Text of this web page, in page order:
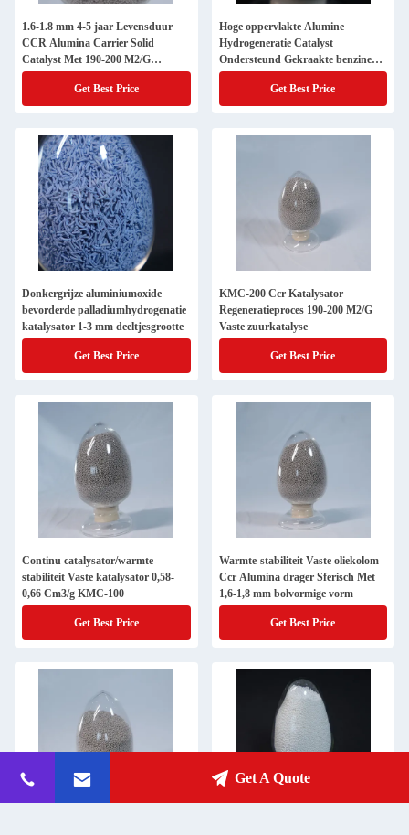
1.6-1.8 mm 4-5 jaar Levensduur
CCR Alumina Carrier Solid
Catalyst Met 190-200 M2/G
oppervlakte
Get Best Price
Hoge oppervlakte Alumine
Hydrogeneratie Catalyst
Ondersteund Gekraakte benzine
0,3 Nm-0,5 Nm
Get Best Price
Donkergrijze aluminiumoxide
bevorderde palladiumhydrogenatie
katalysator 1-3 mm deeltjesgrootte
Get Best Price
KMC-200 Ccr Katalysator
Regeneratieproces 190-200 M2/G
Vaste zuurkatalyse
Get Best Price
Continu catalysator/warmte-
stabiliteit Vaste katalysator 0,58-
0,66 Cm3/g KMC-100
Get Best Price
Warmte-stabiliteit Vaste oliekolom
Ccr Alumina drager Sferisch Met
1,6-1,8 mm bolvormige vorm
Get Best Price
Get A Quote